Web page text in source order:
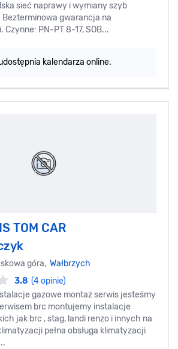
sieć naprawy i wymiany szyb
gwarancja na
Czynne: PN-PT 8-17, SOB...
kalendarza online.
TOM CAR
góra, Wałbrzych
3.8 (4 opinie)
gazowe montaż serwis jesteśmy
brc montujemy instalacje
jak brc , stag, landi renzo i innych na
pełna obsługa klimatyzacji